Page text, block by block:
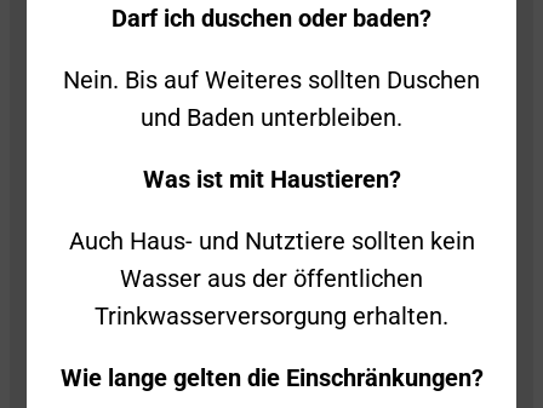
Darf ich duschen oder baden?
Nein. Bis auf Weiteres sollten Duschen
und Baden unterbleiben.
Was ist mit Haustieren?
Auch Haus- und Nutztiere sollten kein
Wasser aus der öffentlichen
Trinkwasserversorgung erhalten.
Wie lange gelten die Einschränkungen?